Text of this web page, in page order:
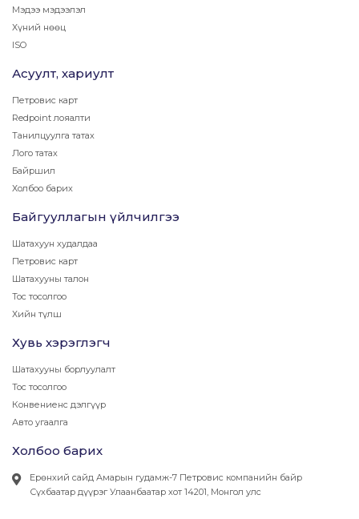
Мэдээ мэдээлэл
Хүний нөөц
ISO
Асуулт, хариулт
Петровис карт
Redpoint лояалти
Танилцуулга татах
Лого татах
Байршил
Холбоо барих
Байгууллагын үйлчилгээ
Шатахуун худалдаа
Петровис карт
Шатахууны талон
Тос тосолгоо
Хийн түлш
Хувь хэрэглэгч
Шатахууны борлуулалт
Тос тосолгоо
Конвениенс дэлгүүр
Авто угаалга
Холбоо барих
Ерөнхий сайд Амарын гудамж-7 Петровис компанийн байр
Сүхбаатар дүүрэг Улаанбаатар хот 14201, Монгол улс